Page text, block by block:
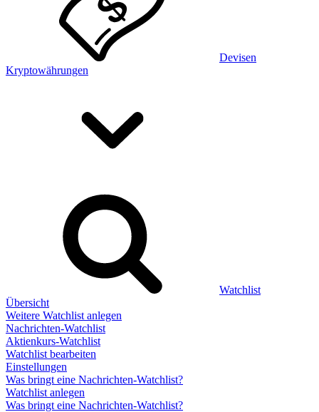
Devisen
Kryptowährungen
Watchlist
Übersicht
Weitere Watchlist anlegen
Nachrichten-Watchlist
Aktienkurs-Watchlist
Watchlist bearbeiten
Einstellungen
Was bringt eine Nachrichten-Watchlist?
Watchlist anlegen
Was bringt eine Nachrichten-Watchlist?